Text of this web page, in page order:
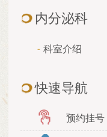
内分泌科
科室介绍
快速导航
预约挂号